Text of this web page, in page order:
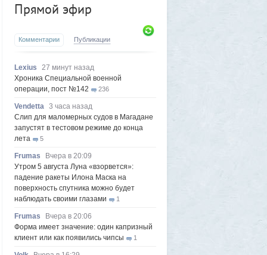
Прямой эфир
Комментарии Публикации
Lexius
27 минут назад
Хроника Специальной военной
операции, пост №142
236
Vendetta 3 часа назад
Слип для маломерных судов в Магадане
запустят в тестовом режиме до конца
лета
5
Frumas
Вчера в 20:09
Утром 5 августа Луна «взорвется»:
падение ракеты Илона Маска на
поверхность спутника можно будет
наблюдать своими глазами
1
Frumas
Вчера в 20:06
Форма имеет значение: один капризный
клиент или как появились чипсы
1